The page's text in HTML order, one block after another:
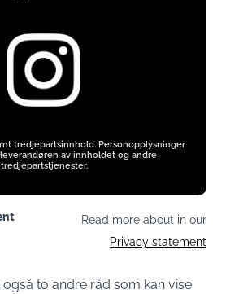
tredjepartsinnhold. Personopplysninger
av innholdet og andre
tredjepartstjenester.
Read more about in our
Privacy statement
to andre råd som kan vise